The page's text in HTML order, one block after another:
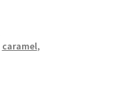
caramel,